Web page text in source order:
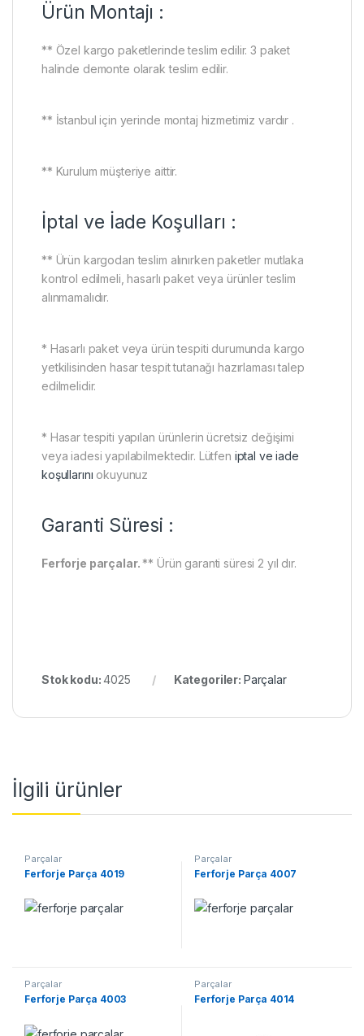
Ürün Montajı :
** Özel kargo paketlerinde teslim edilir. 3 paket
halinde demonte olarak teslim edilir.
** İstanbul için yerinde montaj hizmetimiz vardır .
** Kurulum müşteriye aittir.
İptal ve İade Koşulları :
** Ürün kargodan teslim alınırken paketler mutlaka
kontrol edilmeli, hasarlı paket veya ürünler teslim
alınmamalıdır.
* Hasarlı paket veya ürün tespiti durumunda kargo
yetkilisinden hasar tespit tutanağı hazırlaması talep
edilmelidir.
* Hasar tespiti yapılan ürünlerin ücretsiz değişimi
veya iadesi yapılabilmektedir. Lütfen iptal ve iade
koşullarını okuyunuz
Garanti Süresi :
Ferforje parçalar.** Ürün garanti süresi 2 yıl dır.
Stok kodu:4025 Kategoriler: Parçalar
İlgili ürünler
Parçalar
Ferforje Parça 4019
Parçalar
Ferforje Parça 4007
Parçalar
Ferforje Parça 4003
Parçalar
Ferforje Parça 4014